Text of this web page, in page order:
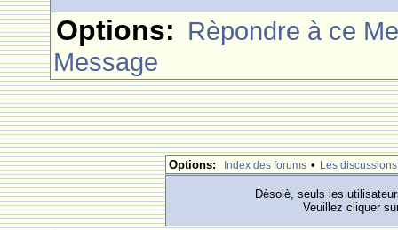
Options: Rèpondre à ce
Message
Options: Index des forums • Les discussions
Dèsolè, seuls les
Veuillez cliquer